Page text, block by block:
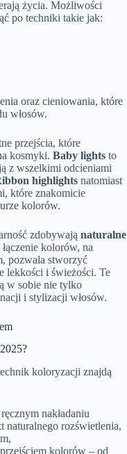
życia. Możliwości
po techniki takie jak:
oraz cieniowania, które
włosów.
przejścia, które
kosmyki. Baby lights to
z wszelkimi odcieniami
highlights natomiast
które znakomicie
kolorów.
zdobywają naturalne
kolorów, na
pozwala stworzyć
lekkości i świeżości. Te
w sobie nie tylko
i stylizacji włosów.
koloryzacji znajdą
nakładaniu
naturalnego rozświetlenia,
kolorów – od